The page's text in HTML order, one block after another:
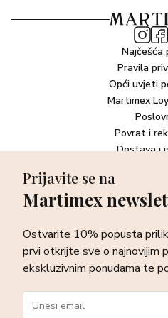
Najčešća
Pravila
Opći uvjeti
Martimex
Povrat i
Dostava i
Newsletter
sve o najnovijim proizvodima,
ponudama te posebnim
Prijavite se na
Martimex
Ostvarite 10% popusta
prvi otkrijte sve o najnovijim
ekskluzivnim ponudama te